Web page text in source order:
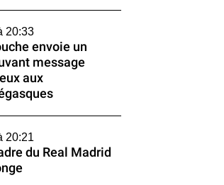
20:33
envoie un
message
aux
20:21
du Real Madrid